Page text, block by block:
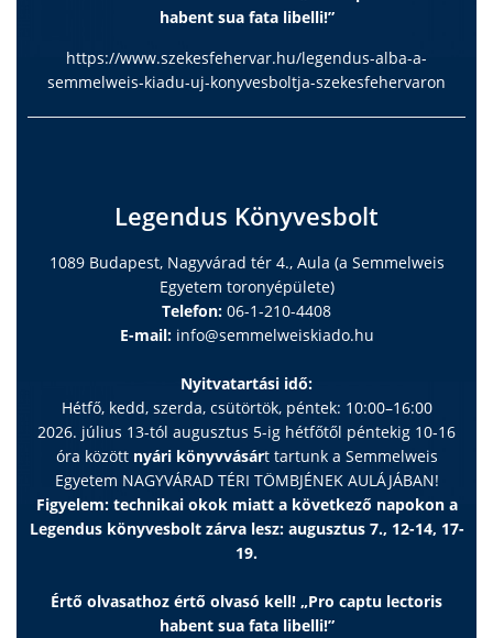
habent sua fata libelli!”
https://www.szekesfehervar.hu/legendus-alba-a-
semmelweis-kiadu-uj-konyvesboltja-szekesfehervaron
Legendus Könyvesbolt
1089 Budapest, Nagyvárad tér 4., Aula (a Semmelweis
Egyetem toronyépülete)
Telefon: 06-1-210-4408
E-mail: info@semmelweiskiado.hu
Nyitvatartási idő:
Hétfő, kedd, szerda, csütörtök, péntek: 10:00–16:00
2026. július 13-tól augusztus 5-ig hétfőtől péntekig 10-16
óra között nyári könyvvásárt tartunk a Semmelweis
Egyetem NAGYVÁRAD TÉRI TÖMBJÉNEK AULÁJÁBAN!
Figyelem: technikai okok miatt a következő napokon a
Legendus könyvesbolt zárva lesz: augusztus 7., 12-14, 17-
19.
Értő olvasathoz értő olvasó kell! „Pro captu lectoris
habent sua fata libelli!”